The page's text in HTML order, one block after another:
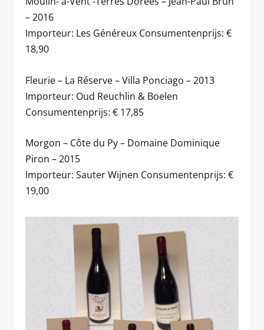
– 2016
Importeur: Les Généreux Consumentenprijs: €
18,90
Fleurie – La Réserve – Villa Ponciago – 2013
Importeur: Oud Reuchlin & Boelen
Consumentenprijs: € 17,85
Morgon – Côte du Py – Domaine Dominique
Piron – 2015
Importeur: Sauter Wijnen Consumentenprijs: €
19,00